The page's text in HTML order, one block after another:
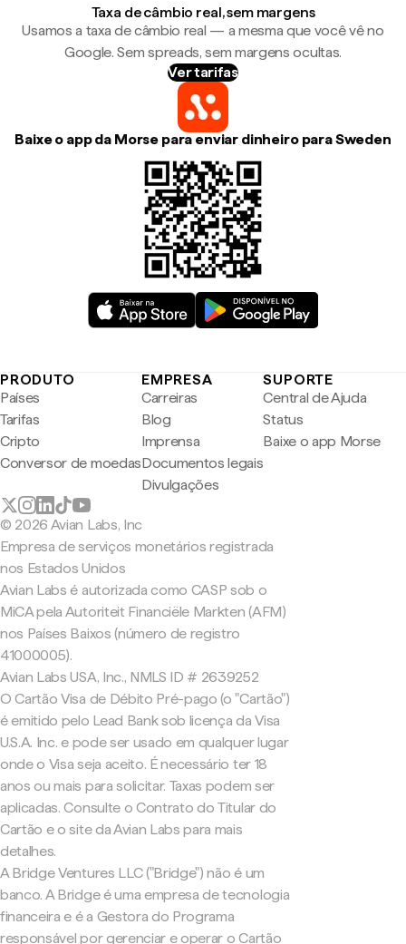
Taxa de câmbio real, sem margens
Usamos a taxa de câmbio real — a mesma que você vê no
Google. Sem spreads, sem margens ocultas.
Ver tarifas
Baixe o app da Morse para enviar dinheiro para Sweden
PRODUTO
Países
Tarifas
Cripto
Conversor de moedas
EMPRESA
Carreiras
Blog
Imprensa
Documentos legais
Divulgações
SUPORTE
Central de Ajuda
Status
Baixe o app Morse
© 2026 Avian Labs, Inc
Empresa de serviços monetários registrada
nos Estados Unidos
Avian Labs é autorizada como CASP sob o
MiCA pela Autoriteit Financiële Markten (AFM)
nos Países Baixos (número de registro
41000005).
Avian Labs USA, Inc., NMLS ID # 2639252
O Cartão Visa de Débito Pré-pago (o "Cartão")
é emitido pelo Lead Bank sob licença da Visa
U.S.A. Inc. e pode ser usado em qualquer lugar
onde o Visa seja aceito. É necessário ter 18
anos ou mais para solicitar. Taxas podem ser
aplicadas. Consulte o Contrato do Titular do
Cartão e o site da Avian Labs para mais
detalhes.
A Bridge Ventures LLC ("Bridge") não é um
banco. A Bridge é uma empresa de tecnologia
financeira e é a Gestora do Programa
responsável por gerenciar e operar o Cartão